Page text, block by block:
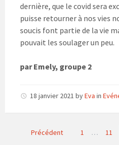
dernière, que le covid sera
puisse retourner à nos vies
soucis font partie de la vie
pouvait les soulager un peu.
par Emely, groupe 2
18 janvier 2021 byEva in
Pagination
Précédent 1 … 11